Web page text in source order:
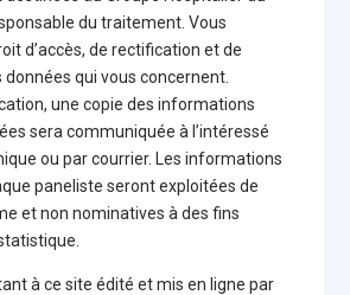
du traitement. Vous
d’accès, de rectification et de
qui vous concernent.
une copie des informations
sera communiquée à l’intéressé
ou par courrier. Les informations
paneliste seront exploitées de
et non nominatives à des fins
à ce site édité et mis en ligne par